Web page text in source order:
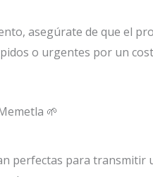
asegúrate de que el
o urgentes por un
🌱
perfectas para transmitir